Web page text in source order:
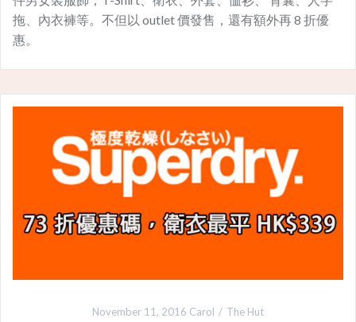
拖、內衣褲等。不但以 outlet 價發售，還有額外再 8 折優
惠。
November 11, 2016 Carol The Hut